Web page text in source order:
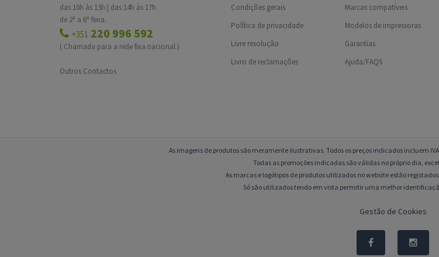
das 10h às 13h | das 14h às 17h
de 2ª a 6ª feira.
+351 220 996 592
( Chamada para a rede fixa nacional.)
Outros Contactos
Condições gerais
Política de privacidade
Livre resolução
Livro de reclamações
Marcas compatíveis
Modelos de impressoras
Garantias
Ajuda/FAQS
As imagens de produtos são meramente ilustrativas. Todos os preços indicados incluem
Todas as promoções indicadas são válidas no próprio dia,
As marcas e logótipos de produtos utilizados no website estão
Só são utilizados tendo em vista permitir uma melhor
Gestão de Cookies